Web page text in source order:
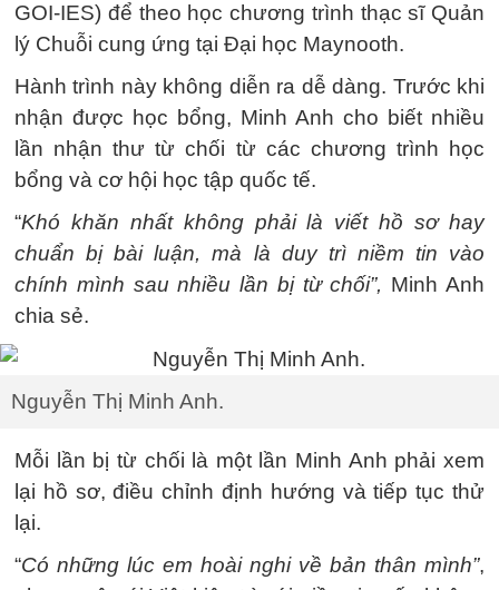
GOI-IES) để theo học chương trình thạc sĩ Quản
lý Chuỗi cung ứng tại Đại học Maynooth.
Hành trình này không diễn ra dễ dàng. Trước khi
nhận được học bổng, Minh Anh cho biết nhiều
lần nhận thư từ chối từ các chương trình học
bổng và cơ hội học tập quốc tế.
“Khó khăn nhất không phải là viết hồ sơ hay
chuẩn bị bài luận, mà là duy trì niềm tin vào
chính mình sau nhiều lần bị từ chối”, Minh Anh
chia sẻ.
Nguyễn Thị Minh Anh.
Mỗi lần bị từ chối là một lần Minh Anh phải xem
lại hồ sơ, điều chỉnh định hướng và tiếp tục thử
lại.
“Có những lúc em hoài nghi về bản thân mình”,